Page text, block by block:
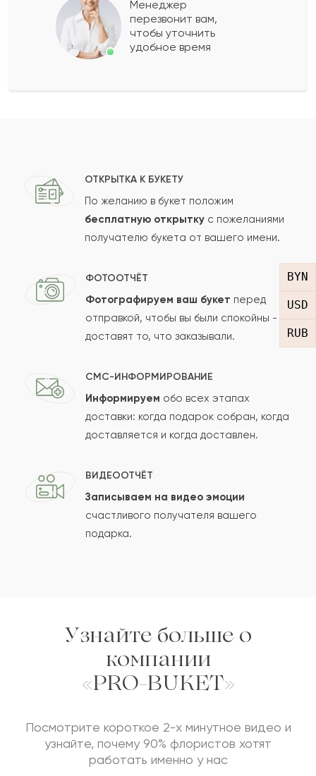
BYN
USD
RUB
Показать еще
Ваш e-mail
Отзыв
Сколько будет
Отзыв будет опубликован после проверки.
Проверяем на спам.
Менеджер
перезвонит вам,
чтобы уточнить
удобное время
ОТКРЫТКА К БУКЕТУ
По желанию в букет положим
бесплатную открытку с пожеланиями
получателю букета от вашего имени.
ФОТООТЧЁТ
Фотографируем ваш букет перед
отправкой, чтобы вы были спокойны -
доставят то, что заказывали.
СМС-ИНФОРМИРОВАНИЕ
Информируем обо всех этапах
доставки: когда подарок собран, когда
доставляется и когда доставлен.
ВИДЕООТЧЁТ
Записываем на видео эмоции
счастливого получателя вашего
подарка.
Узнайте больше о
компании
«PRO-BUKET»
Посмотрите короткое 2-х минутное видео и
узнайте, почему 90% флористов хотят
работать именно у нас